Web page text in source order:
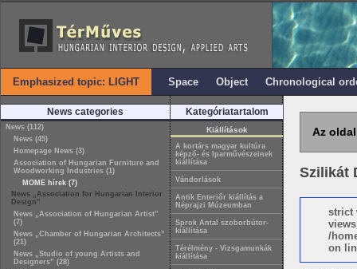
Emphasized topic: LIGHT Space Object Chronological
News categories
News (112)
News (45)
Homepage News (3)
Association of Hungarian Furniture and
Woodworking Industries (1)
MOME hírek (7)
News „Association for Hungarian Interior
Design”
News „Association of Hungarian Artist”
(7)
News „Chamber of Hungarian Architects”
(21)
News „Studio of young Artists and
Designers” (28)
Kategóriatartalom
Kiállítások
A kortárs magyar kultúra
képző- és Iparművészeinek
kiállítása
Vándorlások
Antik Enteriőr kiállítás a
Néprajzi Múzeumban
Sprok Antal szoborbútor-
kiállítása
Térélmény - Vizsgamunkák
kiállítása
Az
Szilikát
strict
/
on